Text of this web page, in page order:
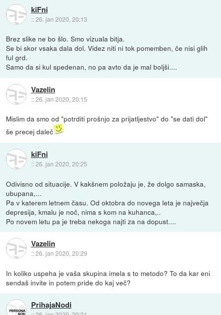
kiFni
::26. jan 2020, 20:13
Brez slike ne bo šlo. Smo vizuala bitja.
Se bi skor vsaka dala dol. Videz niti ni tok pomemben, če nisi glih
ful grd.
Samo da si kul spedenan, no pa avto da je mal boljši....
Vazelin
::26. jan 2020, 20:15
Mislim da smo od "potrditi prošnjo za prijatljestvo" do "se dati dol"
še precej daleč
kiFni
::26. jan 2020, 20:25
Odivisno od situacije. V kakšnem položaju je, že dolgo samaska,
ubupana,...
Pa v katerem letnem času. Od oktobra do novega leta je največja
depresija, kmalu je noč, nima s kom na kuhanca,..
Po novem letu pa je treba nekoga najti za na dopust....
Vazelin
::26. jan 2020, 20:29
In koliko uspeha je vaša skupina imela s to metodo? To da kar eni
sendaš invite in potem pride do kaj več?
PrihajaNodi